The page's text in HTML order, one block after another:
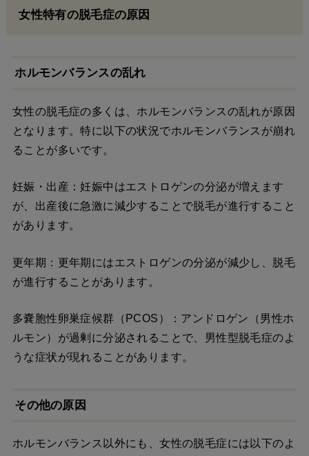
女性特有の脱毛症の原因
ホルモンバランスの乱れ
女性の脱毛症の多くは、ホルモンバランスの乱れが原因
となります。特に以下の状況でホルモンバランスが崩れ
ることが多いです。
妊娠・出産：妊娠中はエストロゲンの分泌が増えます
が、出産後に急激に減少することで脱毛が進行すること
があります。
更年期：更年期にはエストロゲンの分泌が減少し、脱毛
が進行することがあります。
多嚢胞性卵巣症候群（PCOS）：アンドロゲン（男性ホ
ルモン）が過剰に分泌されることで、男性型脱毛症のよ
うな症状が現れることがあります。
その他の原因
ホルモンバランス以外にも、女性の脱毛症には以下のよ